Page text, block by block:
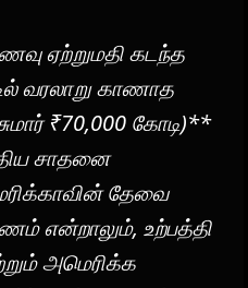
ஏற்றுமதி கடந்த
வரலாறு காணாத
₹70,000 கோடி)**
சாதனை
தேவை
என்றாலும், உற்பத்தி
அமெரிக்க